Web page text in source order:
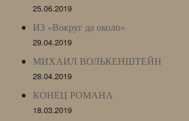
25.06.2019
ИЗ «Вокруг да около»
29.04.2019
МИХАИЛ ВОЛЬКЕНШТЕЙН
28.04.2019
КОНЕЦ РОМАНА
18.03.2019